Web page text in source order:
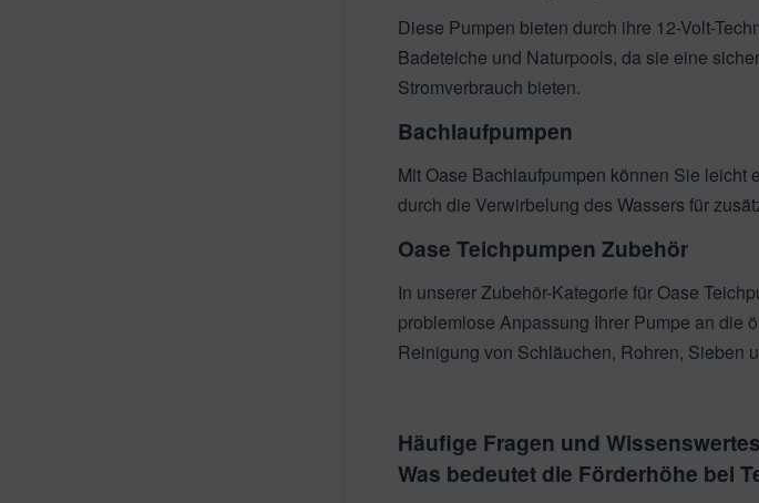
Diese Pumpen bieten durch ihre 12-Volt-
Badeteiche und Naturpools, da sie eine
Stromverbrauch bieten.
Bachlaufpumpen
Mit Oase Bachlaufpumpen können Sie
durch die Verwirbelung des Wassers für
Oase Teichpumpen Zubehör
In unserer Zubehör-Kategorie für Oase
problemlose Anpassung Ihrer Pumpe an die
Reinigung von Schläuchen, Rohren, Sieben
Häufige Fragen und
Was bedeutet die Förderhöhe bei